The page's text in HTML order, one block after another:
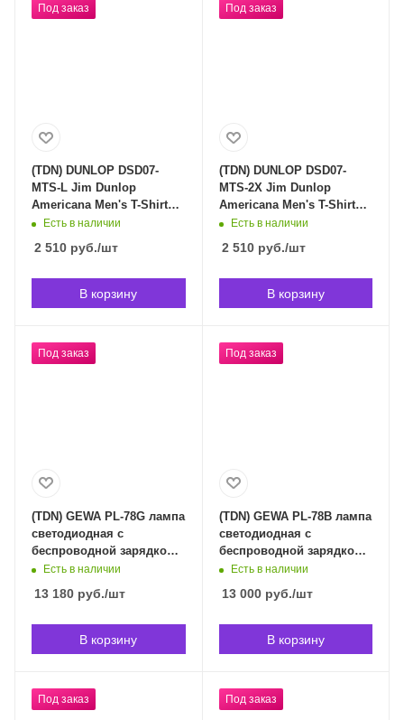
Под заказ
(TDN) DUNLOP DSD07-
MTS-L Jim Dunlop
Americana Men's T-Shirt
Large футболка в
доставки индивидуален)
Есть в наличии
2 510 руб./шт
В корзину
Под заказ
(TDN) DUNLOP DSD07-
MTS-2X Jim Dunlop
Americana Men's T-Shirt
2X футболка в
доставки индивидуален)
Есть в наличии
2 510руб./шт
В корзину
Под заказ
(TDN) GEWA PL-78G лампа
светодиодная с
беспроводной зарядкой
для мобильных
Владивостоке (срок
Есть в наличии
13 180 руб./шт
В корзину
Под заказ
(TDN) GEWA PL-78B лампа
светодиодная с
беспроводной зарядкой
для мобильных
Владивостоке (срок
Есть в наличии
13 000руб./шт
В корзину
Под заказ Под заказ